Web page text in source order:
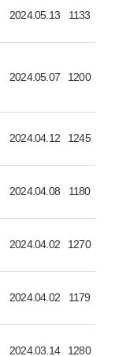
2024.05.13 1133
2024.05.07 1200
2024.04.12 1245
2024.04.08 1180
2024.04.02 1270
2024.04.02 1179
2024.03.14 1280